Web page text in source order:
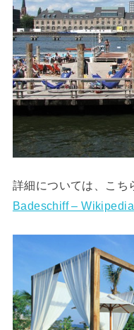
詳細については、こち
Badeschiff –